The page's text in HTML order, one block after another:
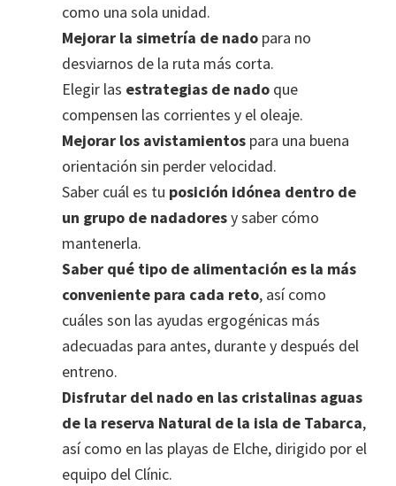
como una sola unidad.
Mejorar la simetría de nado para no
desviarnos de la ruta más corta.
Elegir las estrategias de nado que
compensen las corrientes y el oleaje.
Mejorar los avistamientos para una buena
orientación sin perder velocidad.
Saber cuál es tu posición idónea dentro de
un grupo de nadadoresy saber cómo
mantenerla.
Saber qué tipo de alimentación es la más
conveniente para cada reto, así como
cuáles son las ayudas ergogénicas más
adecuadas para antes, durante y después del
entreno.
Disfrutar del nado en las cristalinas aguas
de la reserva Natural de la isla de Tabarca,
así como en las playas de Elche, dirigido por el
equipo del Clínic.